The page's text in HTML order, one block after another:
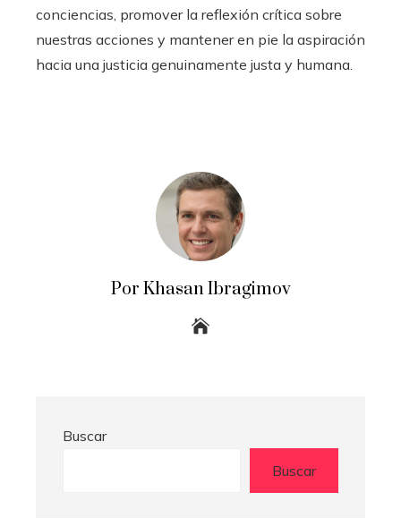
conciencias, promover la reflexión crítica sobre
nuestras acciones y mantener en pie la aspiración
hacia una justicia genuinamente justa y humana.
Por Khasan Ibragimov
Buscar
Buscar